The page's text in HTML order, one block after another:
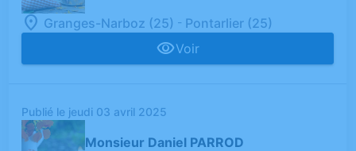
Granges-Narboz (25) - Pontarlier (25)
Voir
Publié le jeudi 03 avril 2025
Monsieur Daniel PARROD